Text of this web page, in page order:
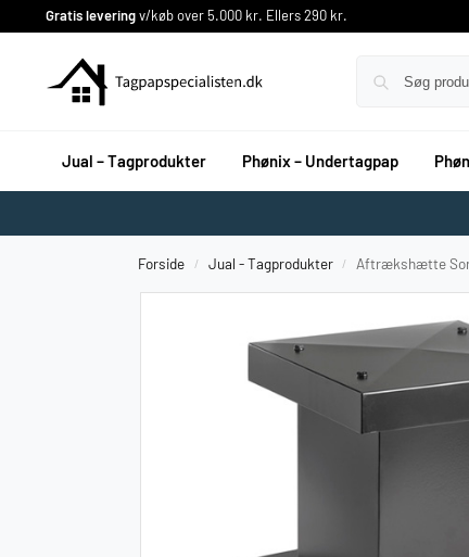
Gratis leveringv/køb over 5.000 kr. Ellers 290 kr.
Jual – Tagprodukter Phønix – Undertagpap
Forside / Jual - Tagprodukter / Aftrækshætte